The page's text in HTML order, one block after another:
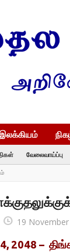
வேலைவாய்ப்பு
19
2048 –